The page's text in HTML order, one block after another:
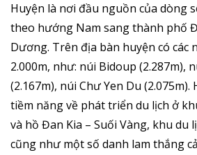
Huyện là nơi đầu nguồn của dòng
theo hướng Nam sang thành phố
Dương. Trên địa bàn huyện có các
2.000m, như: núi Bidoup (2.287m),
(2.167m), núi Chư Yen Du
tiềm năng về phát triển du lịch ở
và hồ Đan Kia – Suối Vàng, khu du
cũng như một số danh lam thắng